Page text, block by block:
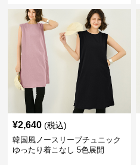
¥2,640 (税込)
韓国風ノースリーブチュニック
ゆったり着こなし 5色展開